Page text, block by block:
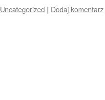
Uncategorized | Dodaj komentarz